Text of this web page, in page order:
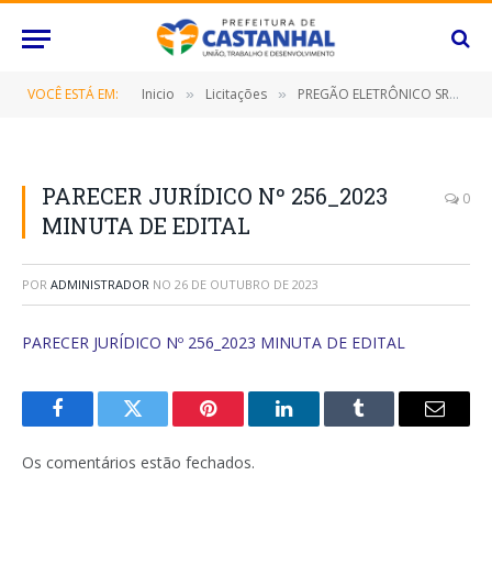
VOCÊ ESTÁ EM: Inicio » Licitações » PREGÃO ELETRÔNICO SRP Nº 052/2023 (CONTRATAÇÃO DE EMPRESA ESPECIALIZADA PARA FORNECIMENTO DE EMULSÃO ASFÁLTICA CATIÔNICA TIPO CONCRETO BETUMINOSO USINADO À QUENTE-CBUQ)
PARECER JURÍDICO Nº 256_2023
MINUTA DE EDITAL
0
POR ADMINISTRADOR NO 26 DE OUTUBRO DE 2023
PARECER JURÍDICO Nº 256_2023 MINUTA DE EDITAL
FacebookTwitter Pinterest O
Tumblr
E-
Os comentários estão fechados.